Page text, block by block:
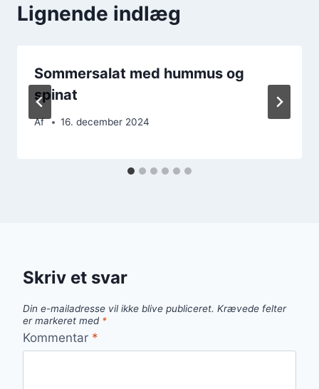
Lignende indlæg
Sommersalat med hummus og
spinat
Af 16. december 2024
Skriv et svar
Din e-mailadresse vil ikke blive publiceret. Krævede felter
er markeret med *
Kommentar *